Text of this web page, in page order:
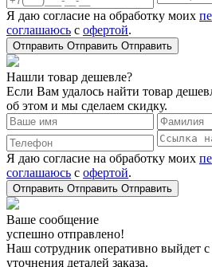
Я даю согласие на обработку моих
соглашаюсь с офертой.
Отправить Отправить Отправить
Нашли товар дешевле?
Если Вам удалось найти товар
об этом и мы сделаем скидку.
Я даю согласие на обработку моих
соглашаюсь с офертой.
Отправить Отправить Отправить
Ваше сообщение
успешно отправлено!
Наш сотрудник оперативно выйдет с
уточнения деталей заказа.